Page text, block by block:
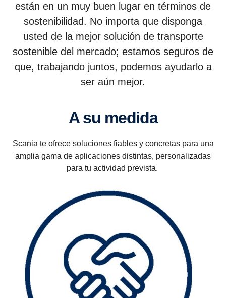
están en un muy buen lugar en términos de
sostenibilidad. No importa que disponga
usted de la mejor solución de transporte
sostenible del mercado; estamos seguros de
que, trabajando juntos, podemos ayudarlo a
ser aún mejor.
A su medida
Scania te ofrece soluciones fiables y concretas para una
amplia gama de aplicaciones distintas, personalizadas
para tu actividad prevista.